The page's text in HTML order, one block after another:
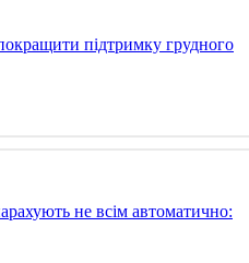
підтримку грудного
не всім автоматично: